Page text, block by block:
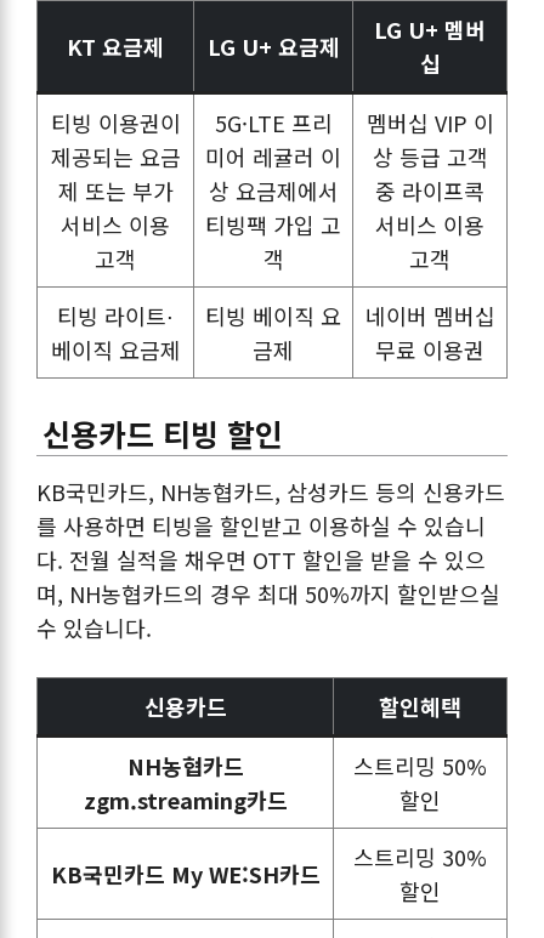
KT 요금제 LG U+ 요금제
LG U+ 멤버
십
티빙 이용권이
제공되는 요금
제 또는 부가
서비스 이용
고객
5G·LTE 프리
미어 레귤러 이
상 요금제에서
티빙팩 가입 고
객
멤버십 VIP 이
상 등급 고객
중 라이프콕
서비스 이용
고객
티빙 라이트⋅
베이직 요금제
티빙 베이직 요
금제
네이버 멤버십
무료 이용권
신용카드 티빙 할인
KB국민카드, NH농협카드, 삼성카드 등의 신용카드
를 사용하면 티빙을 할인받고 이용하실 수 있습니
다. 전월 실적을 채우면 OTT 할인을 받을 수 있으
며, NH농협카드의 경우 최대 50%까지 할인받으실
수 있습니다.
신용카드
할인혜택
NH농협카드
zgm.streaming카드
스트리밍 50%
할인
KB국민카드 My WE:SH카드
스트리밍 30%
할인